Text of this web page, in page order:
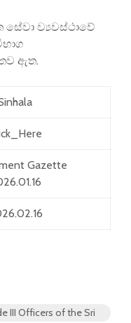
සේවා ව්‍යවස්ථාවේ
ඇත.
Gazette
III Officers of the Sri